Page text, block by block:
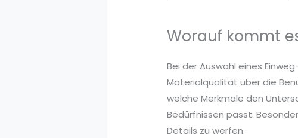
Worauf kommt
Bei der Auswahl eines
Materialqualität über die
welche Merkmale den
Bedürfnissen passt.
Details zu werfen.